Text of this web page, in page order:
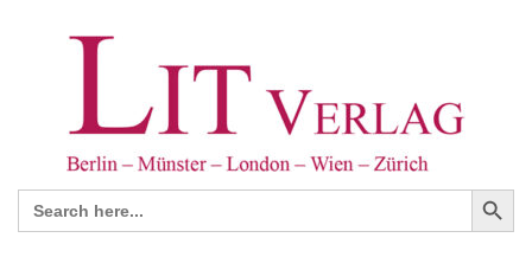
Search
for:
Search Button